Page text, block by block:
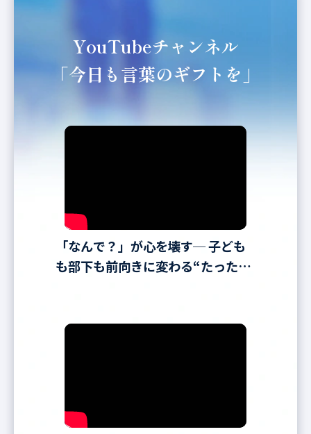
YouTubeチャンネル
「今日も言葉のギフトを」
「なんで？」が心を壊す─ 子ども
も部下も前向きに変わる“たった一